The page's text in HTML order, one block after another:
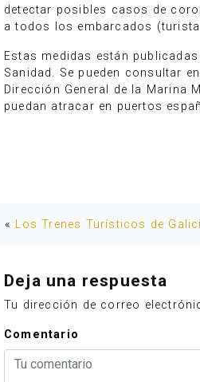
detectar posibles casos de
a todos los embarcados
Estas medidas están
Sanidad. Se pueden consultar
Dirección General de la Marina
puedan atracar en puertos
« Los Trenes Turísticos de
Deja una respuesta
Tu dirección de correo
Comentario